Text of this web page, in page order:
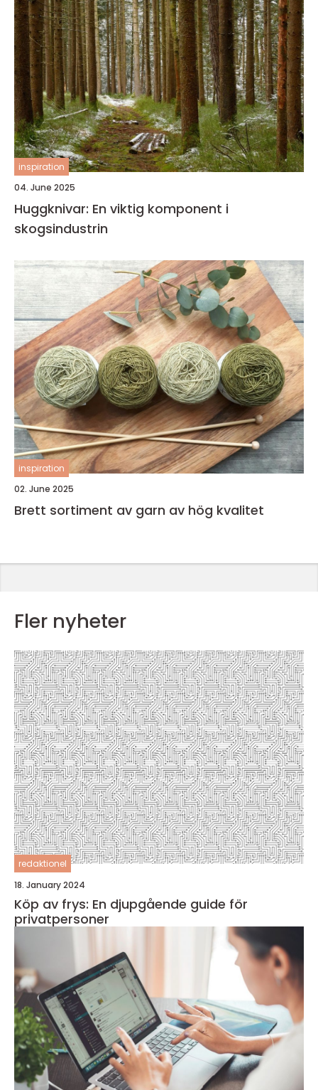
inspiration
04. June 2025
Huggknivar: En viktig komponent i
skogsindustrin
inspiration
02. June 2025
Brett sortiment av garn av hög kvalitet
Fler nyheter
redaktionel
18. January 2024
Köp av frys: En djupgående guide för
privatpersoner